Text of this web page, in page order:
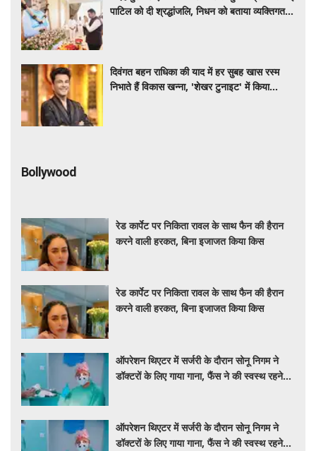
पाटिल को दी श्रद्धांजलि, निधन को बताया व्यक्तिगत
दिवंगत बहन राधिका की याद में हर सुबह खास रस्म
निभाते हैं विकास खन्ना, 'शेखर टुनाइट' में किया
Bollywood
रेड कार्पेट पर निकिता रावल के साथ फैन की हैरान
करने वाली हरकत, बिना इजाजत किया किस
रेड कार्पेट पर निकिता रावल के साथ फैन की हैरान
करने वाली हरकत, बिना इजाजत किया किस
ऑपरेशन थिएटर में सर्जरी के दौरान सोनू निगम ने
डॉक्टरों के लिए गाया गाना, फैंस ने की स्वस्थ रहने
ऑपरेशन थिएटर में सर्जरी के दौरान सोनू निगम ने
डॉक्टरों के लिए गाया गाना, फैंस ने की स्वस्थ रहने